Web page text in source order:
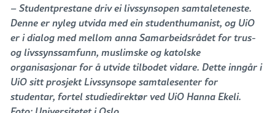
– Studentprestane driv ei livssynsopen samtaleteneste.
Denne er nyleg utvida med ein studenthumanist, og UiO
er i dialog med mellom anna Samarbeidsrådet for trus-
og livssynssamfunn, muslimske og katolske
organisasjonar for å utvide tilbodet vidare. Dette inngår i
UiO sitt prosjekt Livssynsope samtalesenter for
studentar, fortel studiedirektør ved UiO Hanna Ekeli.